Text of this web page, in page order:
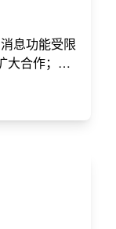
息功能受限
大合作；黑